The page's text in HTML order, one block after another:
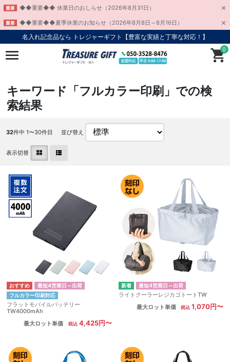
重要 ◆◆重要◆◆ 休業日のおしらせ（2026年8月31日）
重要
◆◆重要◆◆夏季休業のお知らせ（2026年8月8日～8月16日）
名入れ記念品なら トレジャーギフト【豊富な実績と丁寧な対応！】
0
キーワード「フルカラー印刷」での検
索結果
32件中 1〜30件目 並び替え
表示切替
最短4営業日～出荷
フルカラー印刷対応
フラットモバイルバッテリー
TW4000mAh
最大ロット単価
4,425円〜
最短4営業日～出荷
ライトクーラーレジカゴトートTW
最大ロット単価
1,070円〜